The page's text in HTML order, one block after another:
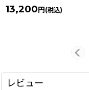
13,200円 (税込)
レビュー